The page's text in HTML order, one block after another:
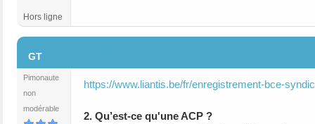
Hors ligne
GT
Pimonaute
non
modérable
https://www.liantis.be/fr/enregistrement-bce-syndic
2. Qu’est-ce qu'une ACP ?